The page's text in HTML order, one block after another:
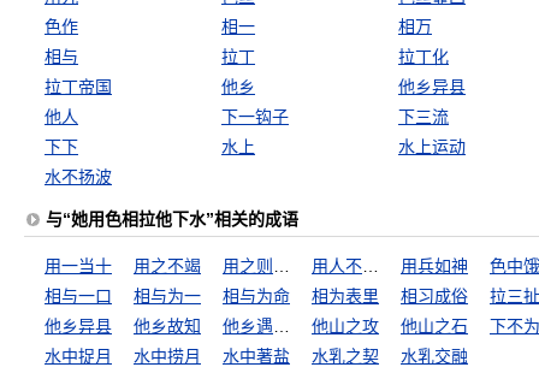
色作
相一
相万
相与
拉丁
拉丁化
拉丁帝国
他乡
他乡异县
他人
下一钩子
下三流
下下
水上
水上运动
水不扬波
与“她用色相拉他下水”相关的成语
用一当十 用之不竭 用兵如神
色中
相与一口
相与为一 相与为命 相为表里 相习成俗
拉三
他乡异县
他乡故知 他山之攻 他山之石
下不
水中捉月
水中捞月 水中著盐 水乳之契 水乳交融